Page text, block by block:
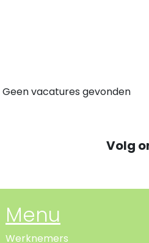
Geen vacatures gevonden
Volg
Menu
Werknemers